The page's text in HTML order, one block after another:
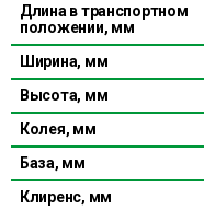
Длина в транспортном
положении, мм
Ширина, мм
Высота, мм
Колея, мм
База, мм
Клиренс, мм